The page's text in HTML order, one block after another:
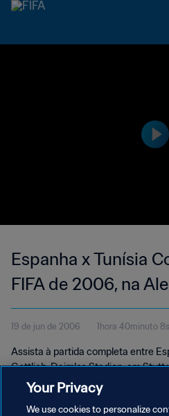
Espanha x Tunísia
FIFA de 2006, na
Completo
19 de jun de 2006 1hora 40minuto
Assista à partida completa entre
Gottlieb-Daimler-Stadion, em
junho de 2006.
Your Privacy
We use cookies to personalize